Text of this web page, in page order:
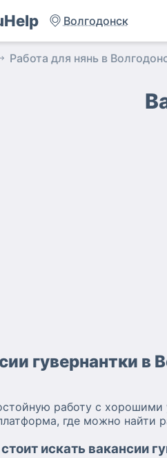
Волгодонск
Работа для нянь в
гувернантки в
работу с хорошими
где можно найти
искать вакансии